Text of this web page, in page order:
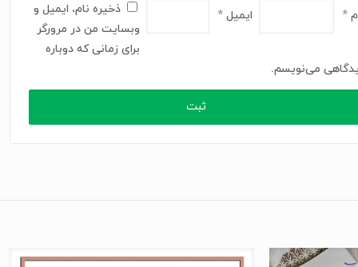
* ایمیل*
ذخیره نام، ایمیل و
وبسایت من در مرورگر
برای زمانی که دوباره
می‌نویسم.